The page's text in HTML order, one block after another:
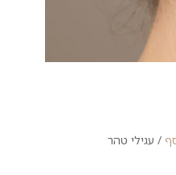
/ עגילי טהר